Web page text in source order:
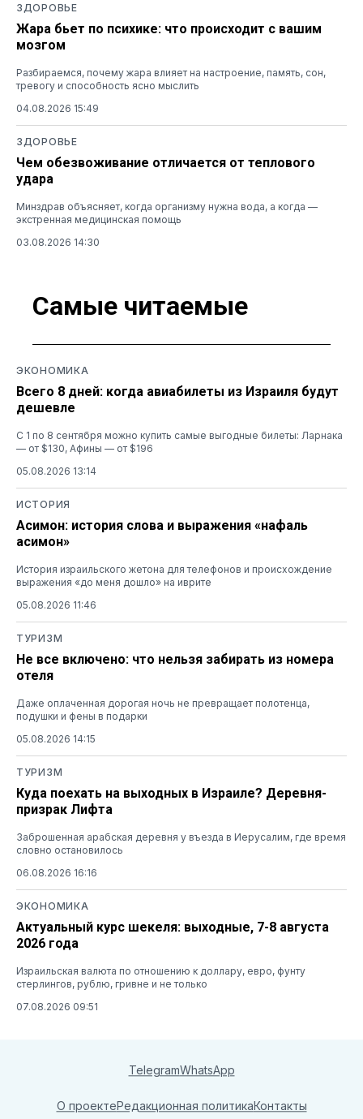
ЗДОРОВЬЕ
Жара бьет по психике: что происходит с вашим
мозгом
Разбираемся, почему жара влияет на настроение, память, сон,
тревогу и способность ясно мыслить
04.08.2026 15:49
ЗДОРОВЬЕ
Чем обезвоживание отличается от теплового
удара
Минздрав объясняет, когда организму нужна вода, а когда —
экстренная медицинская помощь
03.08.2026 14:30
Самые читаемые
ЭКОНОМИКА
Всего 8 дней: когда авиабилеты из Израиля будут
дешевле
С 1 по 8 сентября можно купить самые выгодные билеты: Ларнака
— от $130, Афины — от $196
05.08.2026 13:14
ИСТОРИЯ
Асимон: история слова и выражения «нафаль
асимон»
История израильского жетона для телефонов и происхождение
выражения «до меня дошло» на иврите
05.08.2026 11:46
ТУРИЗМ
Не все включено: что нельзя забирать из номера
отеля
Даже оплаченная дорогая ночь не превращает полотенца,
подушки и фены в подарки
05.08.2026 14:15
ТУРИЗМ
Куда поехать на выходных в Израиле? Деревня-
призрак Лифта
Заброшенная арабская деревня у въезда в Иерусалим, где время
словно остановилось
06.08.2026 16:16
ЭКОНОМИКА
Актуальный курс шекеля: выходные, 7-8 августа
2026 года
Израильская валюта по отношению к доллару, евро, фунту
стерлингов, рублю, гривне и не только
07.08.2026 09:51
TelegramWhatsApp
О проектеРедакционная политикаКонтакты